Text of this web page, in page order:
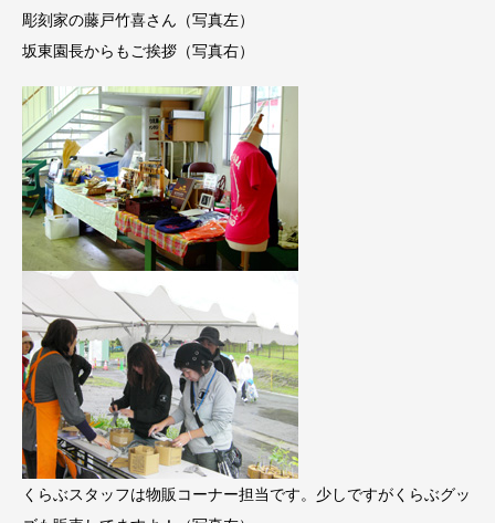
彫刻家の藤戸竹喜さん（写真左）
坂東園長からもご挨拶（写真右）
くらぶスタッフは物販コーナー担当です。少しですがくらぶグッ